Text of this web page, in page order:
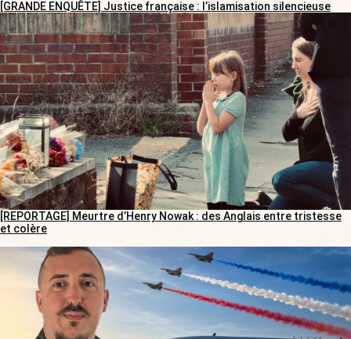
[GRANDE ENQUÊTE] Justice française : l’islamisation silencieuse
[REPORTAGE] Meurtre d’Henry Nowak : des Anglais entre tristesse
et colère